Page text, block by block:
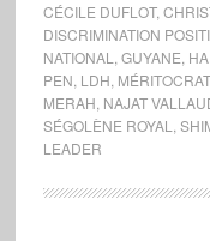
CÉCILE DUFLOT,
DISCRIMINATION
NATIONAL
GUYANE
PEN LDH
MERAH NAJAT
SÉGOLÈNE ROYAL
LEADER